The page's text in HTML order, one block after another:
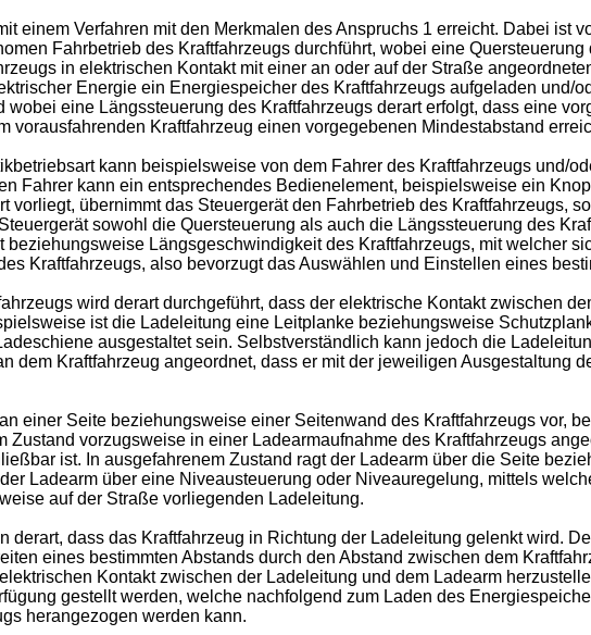
einem Verfahren mit den Merkmalen des Anspruchs 1 erreicht. Dabei ist
Fahrbetrieb des Kraftfahrzeugs durchführt, wobei eine
in elektrischen Kontakt mit einer an oder auf der Straße
Energie ein Energiespeicher des Kraftfahrzeugs aufgeladen und/
wobei eine Längssteuerung des Kraftfahrzeugs derart erfolgt, dass eine
vorausfahrenden Kraftfahrzeug einen vorgegebenen Mindestabstand
kann beispielsweise von dem Fahrer des Kraftfahrzeugs und/
Fahrer kann ein entsprechendes Bedienelement, beispielsweise ein
vorliegt, übernimmt das Steuergerät den Fahrbetrieb des Kraftfahrzeugs,
sowohl die Quersteuerung als auch die Längssteuerung des
Längsgeschwindigkeit des Kraftfahrzeugs, mit welcher
Kraftfahrzeugs, also bevorzugt das Auswählen und Einstellen eines
wird derart durchgeführt, dass der elektrische Kontakt zwischen
ist die Ladeleitung eine Leitplanke beziehungsweise
ausgestaltet sein. Selbstverständlich kann jedoch die
dem Kraftfahrzeug angeordnet, dass er mit der jeweiligen Ausgestaltung
einer Seite beziehungsweise einer Seitenwand des Kraftfahrzeugs vor,
Zustand vorzugsweise in einer Ladearmaufnahme des Kraftfahrzeugs
ist. In ausgefahrenem Zustand ragt der Ladearm über die Seite
Ladearm über eine Niveausteuerung oder Niveauregelung, mittels
auf der Straße vorliegenden Ladeleitung.
derart, dass das Kraftfahrzeug in Richtung der Ladeleitung gelenkt wird.
eines bestimmten Abstands durch den Abstand zwischen dem
Kontakt zwischen der Ladeleitung und dem Ladearm
gestellt werden, welche nachfolgend zum Laden des
herangezogen werden kann.